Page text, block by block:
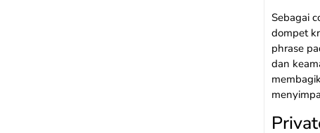
Sebagai
dompet
phrase
dan